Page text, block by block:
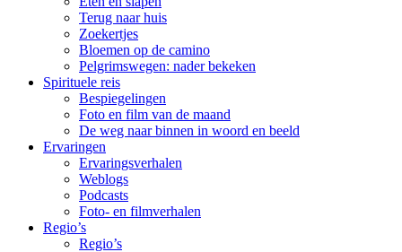
Terug naar huis
Zoekertjes
Bloemen op de camino
Pelgrimswegen: nader bekeken
Spirituele reis
Bespiegelingen
Foto en film van de maand
De weg naar binnen in woord en beeld
Ervaringen
Ervaringsverhalen
Weblogs
Podcasts
Foto- en filmverhalen
Regio’s
Regio’s